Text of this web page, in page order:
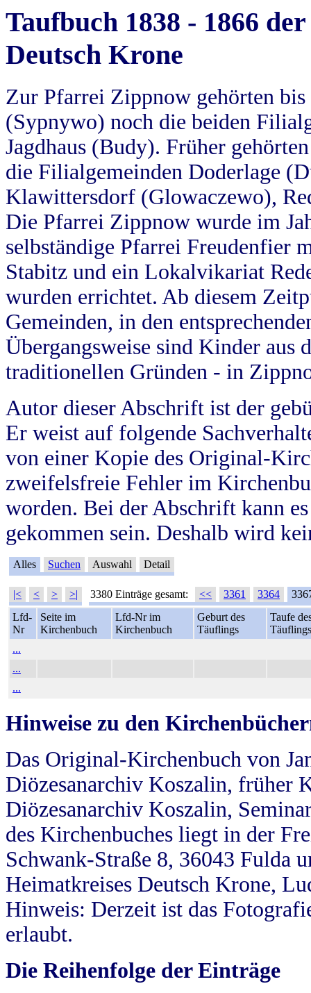
Taufbuch 1838 - 1866
Deutsch Krone
Zur Pfarrei Zippnow gehörten
(Sypnywo) noch die beiden
Jagdhaus (Budy). Früher
die Filialgemeinden Doderlage
Klawittersdorf (Glowaczewo),
Die Pfarrei Zippnow wurde im
selbständige Pfarrei Freudenfier
Stabitz und ein Lokalvikariat
wurden errichtet. Ab diesem
Gemeinden, in den
Übergangsweise sind Kinder aus
traditionellen Gründen - in
Autor dieser Abschrift ist der
Er weist auf folgende
von einer Kopie des Original-
zweifelsfreie Fehler im
worden. Bei der Abschrift kann
gekommen sein. Deshalb wird
Alles Suchen Auswahl Detail
|< < > >| 3380 Einträge gesamt: << 3361 3364
Lfd-
Nr
Seite im
Kirchenbuch
Lfd-Nr im
Kirchenbuch
Geburt des
Täuflings
Taufe
Täuflings
...
...
...
Hinweise zu den
Das Original-Kirchenbuch von
Diözesanarchiv Koszalin, früher
Diözesanarchiv Koszalin,
des Kirchenbuches liegt in der
Schwank-Straße 8, 36043 Fulda
Heimatkreises Deutsch Krone,
Hinweis: Derzeit ist das
erlaubt.
Die Reihenfolge der Einträge